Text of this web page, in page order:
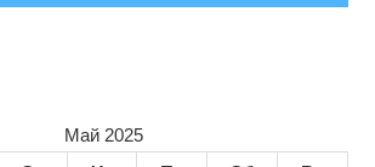
Май 2025